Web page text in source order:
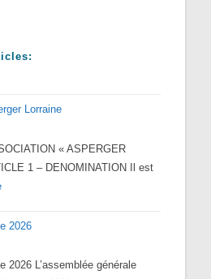
Lorraine
« ASPERGER
1 – DENOMINATION Il est
:
2026
Lorraine
2026
2026 L’assemblée générale